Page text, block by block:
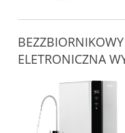
ELETRONICZNA